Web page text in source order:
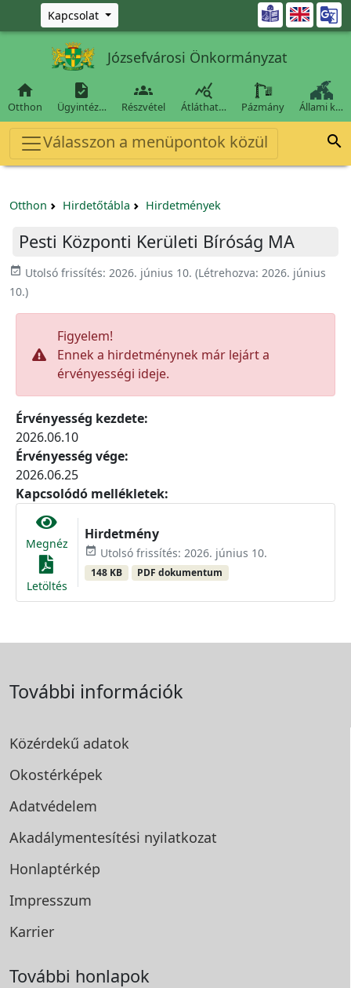
Ugrás a fő tartalomra
Kapcsolat 
Józsefvárosi Önkormányzat

Otthon

Ügyintéz…

Részvétel

Átláthat… Pázmány Állami k…
Válasszon a menüpontok közül 
Otthon Hirdetőtábla Hirdetmények
Pesti Központi Kerületi Bíróság MA
event_available Utolsó frissítés: 2026. június 10. (Létrehozva: 2026. június
10.)
Figyelem!
Ennek a hirdetménynek már lejárt a
érvényességi ideje.
Érvényesség kezdete:
2026.06.10
Érvényesség vége:
2026.06.25
Kapcsolódó mellékletek:
Megnéz
Letöltés
Hirdetmény
event_available Utolsó frissítés: 2026. június 10.
148 KB PDF dokumentum
További információk
Közérdekű adatok
Okostérképek
Adatvédelem
Akadálymentesítési nyilatkozat
Honlaptérkép
Impresszum
Karrier
További honlapok